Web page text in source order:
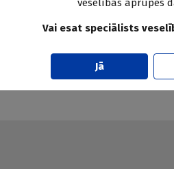
veselības aprūpes
Vai esat speciālists
Jā